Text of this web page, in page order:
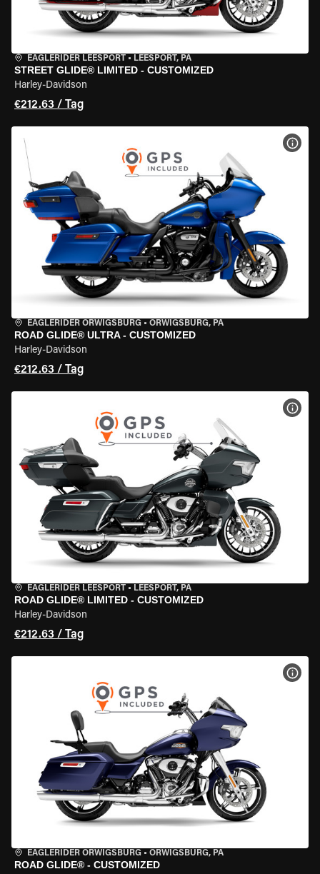
EAGLERIDER LEESPORT • LEESPORT, PA
STREET GLIDE® LIMITED - CUSTOMIZED
Harley-Davidson
€212.63 / Tag
EAGLERIDER ORWIGSBURG • ORWIGSBURG, PA
ROAD GLIDE® ULTRA - CUSTOMIZED
Harley-Davidson
€212.63 / Tag
EAGLERIDER LEESPORT • LEESPORT, PA
ROAD GLIDE® LIMITED - CUSTOMIZED
Harley-Davidson
€212.63 / Tag
EAGLERIDER ORWIGSBURG • ORWIGSBURG, PA
ROAD GLIDE® - CUSTOMIZED